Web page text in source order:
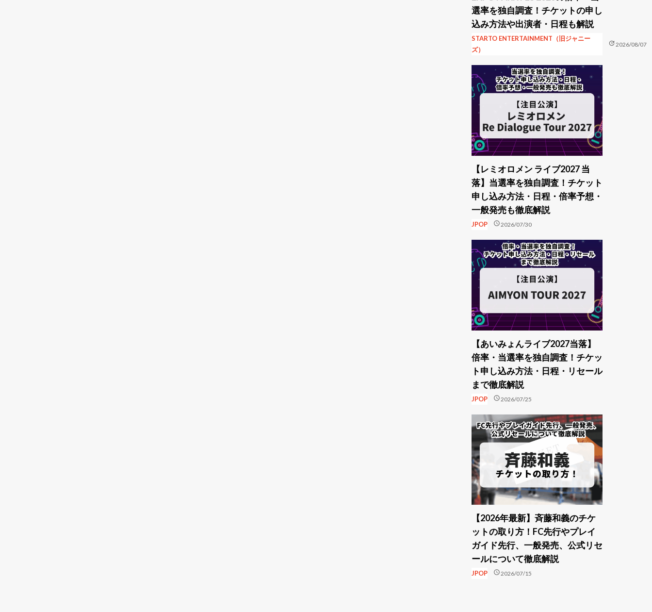
選率を独自調査！チケットの申し
込み方法や出演者・日程も解説
STARTO ENTERTAINMENT（旧ジャニー
ズ）
update2026/08/07
【レミオロメン ライブ2027 当
落】当選率を独自調査！チケット
申し込み方法・日程・倍率予想・
一般発売も徹底解説
JPOP schedule2026/07/30
【あいみょんライブ2027当落】
倍率・当選率を独自調査！チケッ
ト申し込み方法・日程・リセール
まで徹底解説
JPOP schedule2026/07/25
【2026年最新】斉藤和義のチケ
ットの取り方！FC先行やプレイ
ガイド先行、一般発売、公式リセ
ールについて徹底解説
JPOP schedule2026/07/15